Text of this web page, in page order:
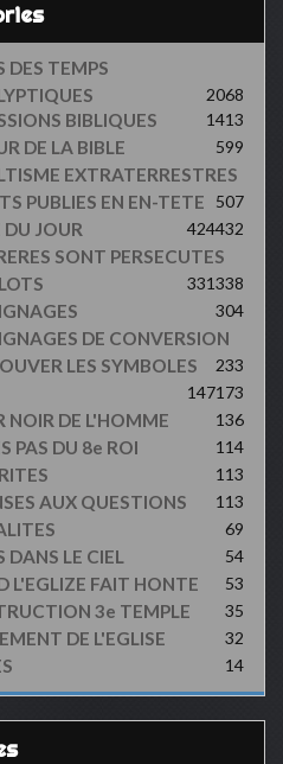
DES TEMPS
2068
BIBLIQUES 1413
DE LA BIBLE 599
EXTRATERRESTRES
507
PUBLIES EN EN-TETE
432
JOUR 424
SONT PERSECUTES
338
331
304
DE CONVERSION
233
LES SYMBOLES
173
147
NOIR DE L'HOMME 136
PAS DU 8e ROI 114
113
AUX QUESTIONS 113
69
DANS LE CIEL 54
L'EGLIZE FAIT HONTE 53
3e TEMPLE 35
DE L'EGLISE 32
14